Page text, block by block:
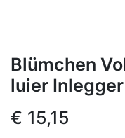
Blümchen
luier
€ 15,15